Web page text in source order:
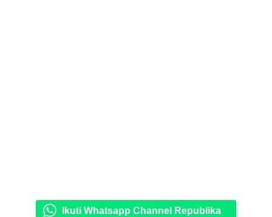
Ikuti Whatsapp Channel Republika